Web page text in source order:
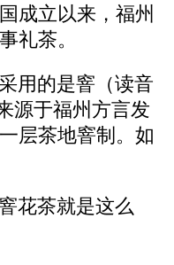
成立以来，福州
礼茶。
用的是窨（读音
源于福州方言发
层茶地窨制。如
花茶就是这么